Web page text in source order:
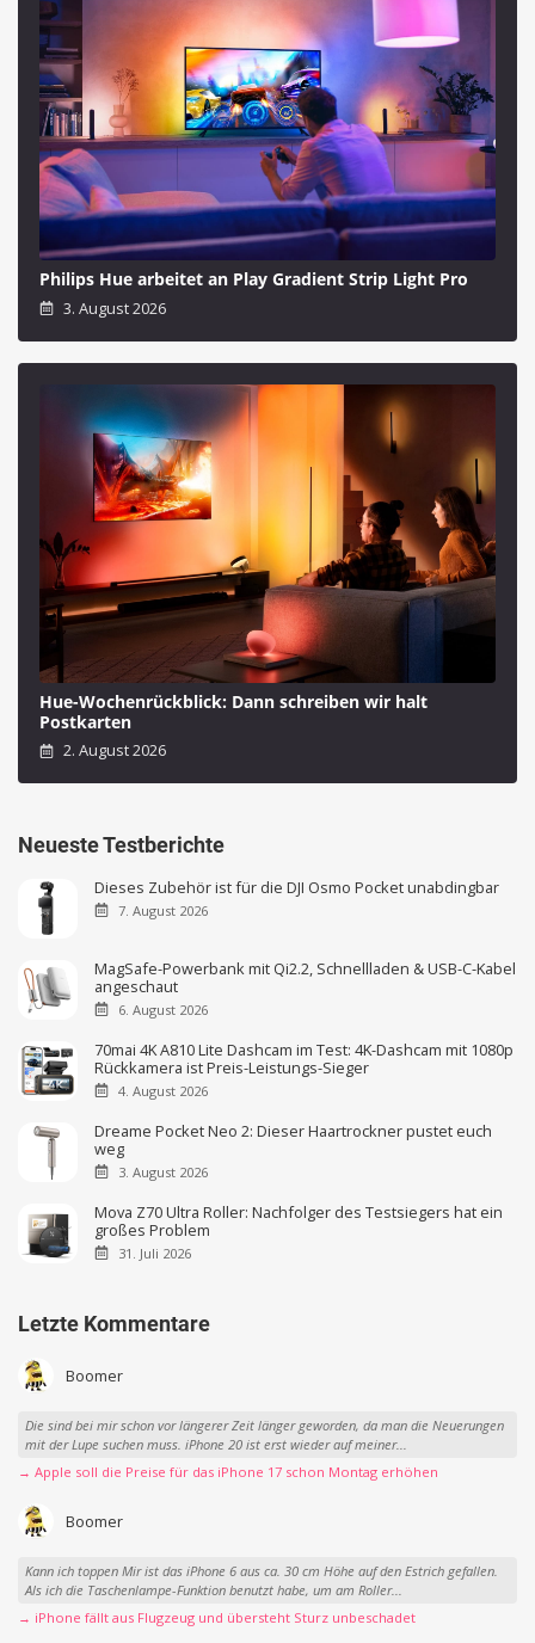
Philips Hue arbeitet an Play Gradient Strip Light Pro
3. August 2026
Hue-Wochenrückblick: Dann schreiben wir halt
Postkarten
2. August 2026
Neueste Testberichte
Dieses Zubehör ist für die DJI Osmo Pocket unabdingbar
7. August 2026
MagSafe-Powerbank mit Qi2.2, Schnellladen & USB-C-Kabel
angeschaut
6. August 2026
70mai 4K A810 Lite Dashcam im Test: 4K-Dashcam mit 1080p
Rückkamera ist Preis-Leistungs-Sieger
4. August 2026
Dreame Pocket Neo 2: Dieser Haartrockner pustet euch
weg
3. August 2026
Mova Z70 Ultra Roller: Nachfolger des Testsiegers hat ein
großes Problem
31. Juli 2026
Letzte Kommentare
Boomer
Die sind bei mir schon vor längerer Zeit länger geworden, da man die Neuerungen
mit der Lupe suchen muss. iPhone 20 ist erst wieder auf meiner...
→ Apple soll die Preise für das iPhone 17 schon Montag erhöhen
Boomer
Kann ich toppen Mir ist das iPhone 6 aus ca. 30 cm Höhe auf den Estrich gefallen.
Als ich die Taschenlampe-Funktion benutzt habe, um am Roller...
→ iPhone fällt aus Flugzeug und übersteht Sturz unbeschadet